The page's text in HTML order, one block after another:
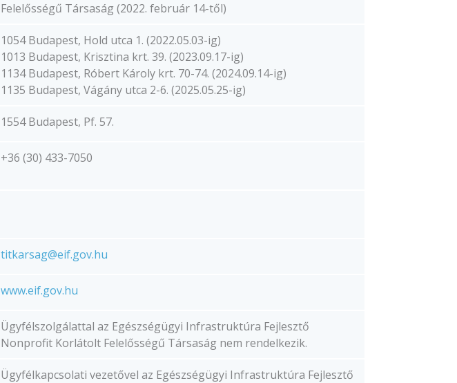
Felelősségű Társaság (2022. február 14-től)
1054 Budapest, Hold utca 1. (2022.05.03-ig)
1013 Budapest, Krisztina krt. 39. (2023.09.17-ig)
1134 Budapest, Róbert Károly krt. 70-74. (2024.09.14-ig)
1135 Budapest, Vágány utca 2-6. (2025.05.25-ig)
1554 Budapest, Pf. 57.
+36 (30) 433-7050
titkarsag@eif.gov.hu
www.eif.gov.hu
Ügyfélszolgálattal az Egészségügyi Infrastruktúra Fejlesztő
Nonprofit Korlátolt Felelősségű Társaság nem rendelkezik.
Ügyfélkapcsolati vezetővel az Egészségügyi Infrastruktúra Fejlesztő